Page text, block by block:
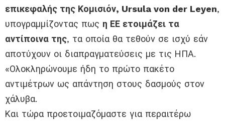
επικεφαλής της Κομισιόν, Ursula von der Leyen,
υπογραμμίζοντας πως η ΕΕ ετοιμάζει τα
αντίποινα της, τα οποία θα τεθούν σε ισχύ εάν
αποτύχουν οι διαπραγματεύσεις με τις ΗΠΑ.
«Ολοκληρώνουμε ήδη το πρώτο πακέτο
αντιμέτρων ως απάντηση στους δασμούς στον
χάλυβα.
Και τώρα προετοιμαζόμαστε για περαιτέρω